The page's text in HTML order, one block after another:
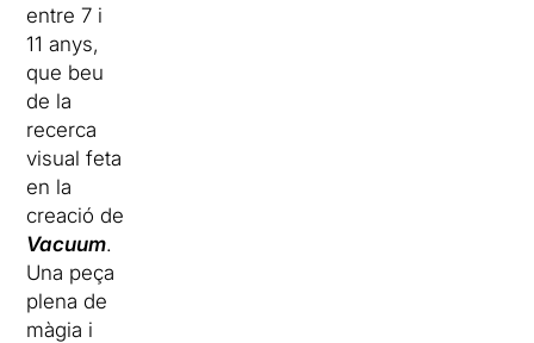
entre 7 i
11 anys,
que beu
de la
recerca
visual feta
en la
creació de
Vacuum.
Una peça
plena de
màgia i